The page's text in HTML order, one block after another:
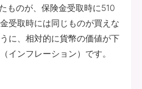
ものが、保険金受取時に510
受取時には同じものが買えな
に、相対的に貨幣の価値が下
インフレーション）です。